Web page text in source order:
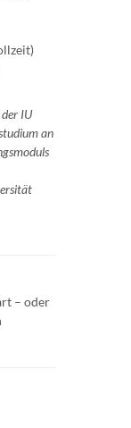
IU
an
– oder